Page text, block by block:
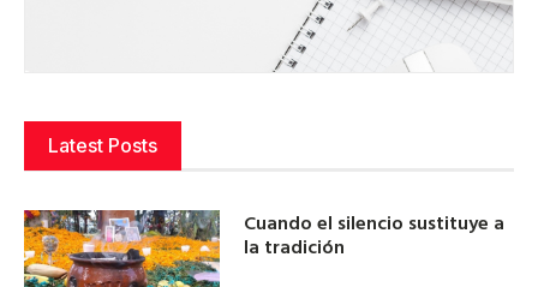
Latest Posts
Cuando el silencio sustituye a
la tradición